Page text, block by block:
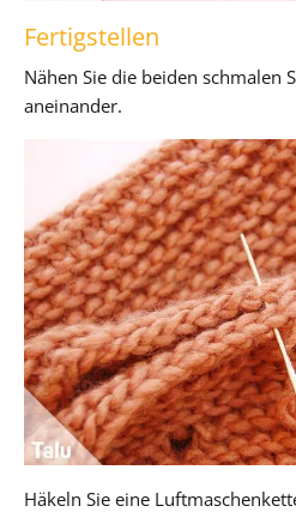
Fertigstellen
Nähen Sie die beiden schmalen
aneinander.
Häkeln Sie eine